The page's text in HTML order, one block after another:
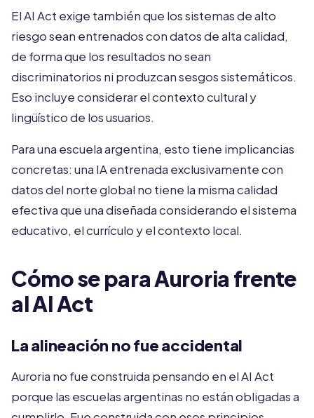
El AI Act exige también que los sistemas de alto
riesgo sean entrenados con datos de alta calidad,
de forma que los resultados no sean
discriminatorios ni produzcan sesgos sistemáticos.
Eso incluye considerar el contexto cultural y
lingüístico de los usuarios.
Para una escuela argentina, esto tiene implicancias
concretas: una IA entrenada exclusivamente con
datos del norte global no tiene la misma calidad
efectiva que una diseñada considerando el sistema
educativo, el currículo y el contexto local.
Cómo se para Auroria frente
al AI Act
La alineación no fue accidental
Auroria no fue construida pensando en el AI Act
porque las escuelas argentinas no están obligadas a